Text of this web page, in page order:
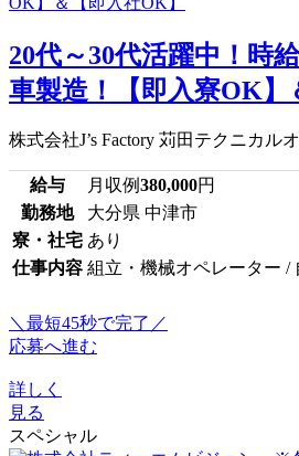
20代～30代活躍中！時
車製造！【即入寮OK】
株式会社J’s Factory 苅田テクニカル
給与 月収例380,000円
勤務地
大分県 中津市
寮・社宅 あり
仕事内容 組立・機械オペレーター /
＼最短45秒で完了／
応募へ進む
詳しく
見る
スペシャル